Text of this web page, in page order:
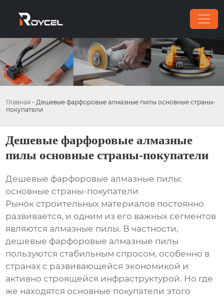
Главная - Дешевые фарфоровые алмазные пилы основные страны-
покупатели
Дешевые фарфоровые алмазные
пилы основные страны-покупатели
Дешевые фарфоровые алмазные пилы:
основные страны-покупатели
Рынок строительных материалов постоянно
развивается, и одним из его важных сегментов
являются алмазные пилы. В частности,
дешевые фарфоровые алмазные пилы
пользуются стабильным спросом, особенно в
странах с развивающейся экономикой и
активно строящейся инфраструктурой. Но где
же находятся основные покупатели этого